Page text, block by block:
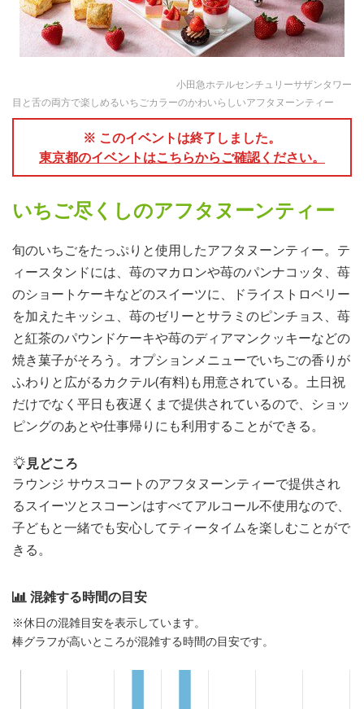
小田急ホテルセンチュリーサザンタワー
目と舌の両方で楽しめるいちごカラーのかわいらしいアフタヌーンティー
※ このイベントは終了しました。
東京都のイベントはこちらからご確認ください。
いちご尽くしのアフタヌーンティー
旬のいちごをたっぷりと使用したアフタヌーンティー。テ
ィースタンドには、苺のマカロンや苺のパンナコッタ、苺
のショートケーキなどのスイーツに、ドライストロベリー
を加えたキッシュ、苺のゼリーとサラミのピンチョス、苺
と紅茶のパウンドケーキや苺のディアマンクッキーなどの
焼き菓子がそろう。オプションメニューでいちごの香りが
ふわりと広がるカクテル(有料)も用意されている。土日祝
だけでなく平日も夜遅くまで提供されているので、ショッ
ピングのあとや仕事帰りにも利用することができる。
見どころ
ラウンジ サウスコートのアフタヌーンティーで提供され
るスイーツとスコーンはすべてアルコール不使用なので、
子どもと一緒でも安心してティータイムを楽しむことがで
きる。
混雑する時間の目安
※休日の混雑目安を表示しています。
棒グラフが高いところが混雑する時間の目安です。